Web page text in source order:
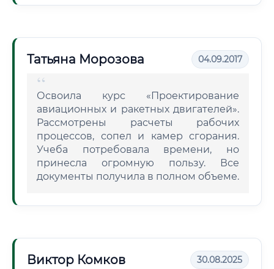
Татьяна Морозова 04.09.2017
Освоила курс «Проектирование
авиационных и ракетных двигателей».
Рассмотрены расчеты рабочих
процессов, сопел и камер сгорания.
Учеба потребовала времени, но
принесла огромную пользу. Все
документы получила в полном объеме.
Виктор Комков 30.08.2025